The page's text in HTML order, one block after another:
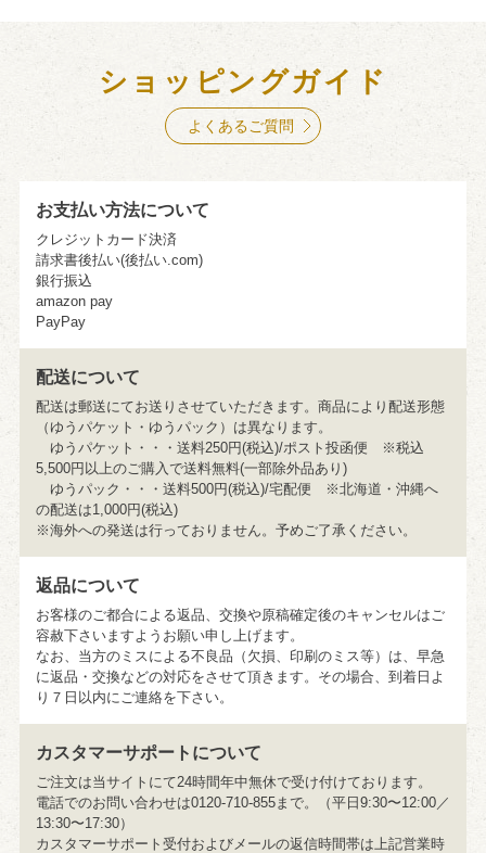
ショッピングガイド
よくあるご質問
お支払い方法について
クレジットカード決済
請求書後払い(後払い.com)
銀行振込
amazon pay
PayPay
配送について
配送は郵送にてお送りさせていただきます。商品により配送形態
（ゆうパケット・ゆうパック）は異なります。
ゆうパケット・・・送料250円(税込)/ポスト投函便 ※税込
5,500円以上のご購入で送料無料(一部除外品あり)
ゆうパック・・・送料500円(税込)/宅配便 ※北海道・沖縄へ
の配送は1,000円(税込)
※海外への発送は行っておりません。予めご了承ください。
返品について
お客様のご都合による返品、交換や原稿確定後のキャンセルはご
容赦下さいますようお願い申し上げます。
なお、当方のミスによる不良品（欠損、印刷のミス等）は、早急
に返品・交換などの対応をさせて頂きます。その場合、到着日よ
り７日以内にご連絡を下さい。
カスタマーサポートについて
ご注文は当サイトにて24時間年中無休で受け付けております。
電話でのお問い合わせは0120-710-855まで。（平日9:30〜12:00／
13:30〜17:30）
カスタマーサポート受付およびメールの返信時間帯は上記営業時